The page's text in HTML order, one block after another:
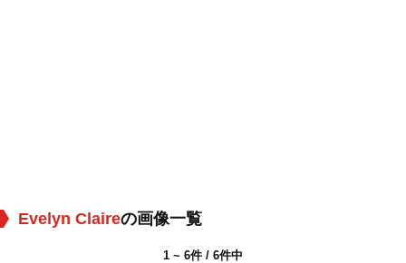
Evelyn Claireの画像一覧
1 ~ 6件 / 6件中